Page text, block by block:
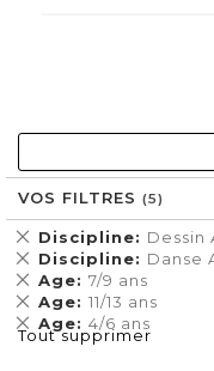
VOS FILTRES
Discipline Dessin
Supprimer
cet
Élément
Discipline Danse
Supprimer
cet
Élément
Age 7/9 ans
Supprimer
cet
Élément
Age 11/13 ans
Supprimer
cet
Élément
Age 4/6 ans
Supprimer
cet
Tout supprimer